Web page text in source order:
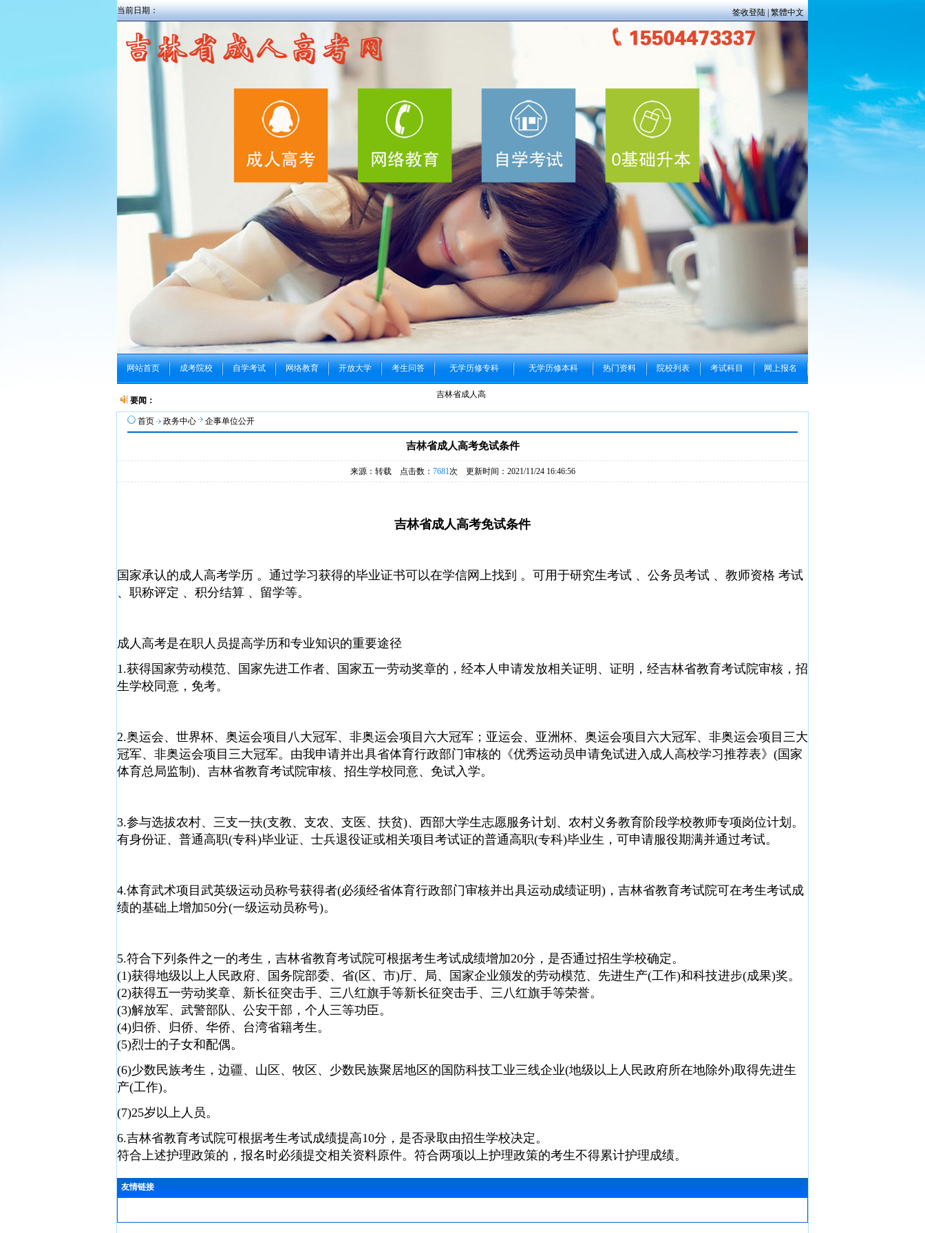
当前日期： 签收登陆|繁體中文
网站首页 成考院校 自学考试 网络教育 开放大学 考生问答 无学历修专科 无学历修本科 热门资料 院校列表 考试科目 网上报名
要闻：
吉林省成人高考面临改革你还犹豫吗
首页 政务中心 企事单位公开
吉林省成人高考免试条件
来源：转载 点击数： 7681次 更新时间：2021/11/24 16:46:56
吉林省成人高考免试条件
国家承认的成人高考学历 。通过学习获得的毕业证书可以在学信网上找到 。可用于研究生考试 、公务员考试 、教师资格 考试
、职称评定 、积分结算 、留学等。
成人高考是在职人员提高学历和专业知识的重要途径
1.获得国家劳动模范、国家先进工作者、国家五一劳动奖章的，经本人申请发放相关证明、证明，经吉林省教育考试院审核，招
生学校同意，免考。
2.奥运会、世界杯、奥运会项目八大冠军、非奥运会项目六大冠军；亚运会、亚洲杯、奥运会项目六大冠军、非奥运会项目三大
冠军、非奥运会项目三大冠军。由我申请并出具省体育行政部门审核的《优秀运动员申请免试进入成人高校学习推荐表》(国家
体育总局监制)、吉林省教育考试院审核、招生学校同意、免试入学。
3.参与选拔农村、三支一扶(支教、支农、支医、扶贫)、西部大学生志愿服务计划、农村义务教育阶段学校教师专项岗位计划。
有身份证、普通高职(专科)毕业证、士兵退役证或相关项目考试证的普通高职(专科)毕业生，可申请服役期满并通过考试。
4.体育武术项目武英级运动员称号获得者(必须经省体育行政部门审核并出具运动成绩证明)，吉林省教育考试院可在考生考试成
绩的基础上增加50分(一级运动员称号)。
5.符合下列条件之一的考生，吉林省教育考试院可根据考生考试成绩增加20分，是否通过招生学校确定。
(1)获得地级以上人民政府、国务院部委、省(区、市)厅、局、国家企业颁发的劳动模范、先进生产(工作)和科技进步(成果)奖。
(2)获得五一劳动奖章、新长征突击手、三八红旗手等新长征突击手、三八红旗手等荣誉。
(3)解放军、武警部队、公安干部，个人三等功臣。
(4)归侨、归侨、华侨、台湾省籍考生。
(5)烈士的子女和配偶。
(6)少数民族考生，边疆、山区、牧区、少数民族聚居地区的国防科技工业三线企业(地级以上人民政府所在地除外)取得先进生
产(工作)。
(7)25岁以上人员。
6.吉林省教育考试院可根据考生考试成绩提高10分，是否录取由招生学校决定。
符合上述护理政策的，报名时必须提交相关资料原件。符合两项以上护理政策的考生不得累计护理成绩。
友情链接